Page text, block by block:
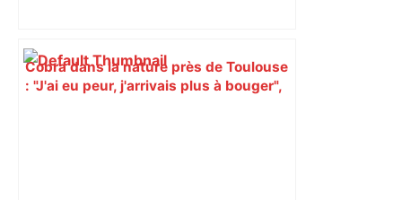
Cobra dans la nature près de Toulouse
: "J'ai eu peur, j'arrivais plus à bouger",